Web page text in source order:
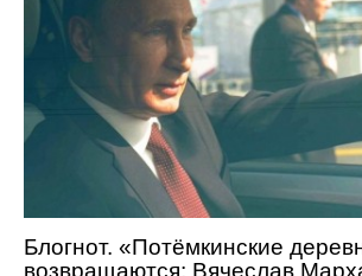
Блогнот. «Потёмкинские
возвращаются: Вячеслав